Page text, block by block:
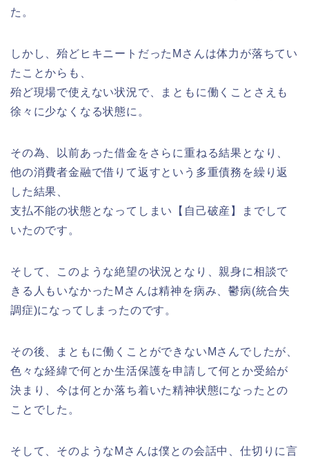
た。
しかし、殆どヒキニートだったMさんは体力が落ちてい
たことからも、
殆ど現場で使えない状況で、まともに働くことさえも
徐々に少なくなる状態に。
その為、以前あった借金をさらに重ねる結果となり、
他の消費者金融で借りて返すという多重債務を繰り返
した結果、
支払不能の状態となってしまい【自己破産】までして
いたのです。
そして、このような絶望の状況となり、親身に相談で
きる人もいなかったMさんは精神を病み、鬱病(統合失
調症)になってしまったのです。
その後、まともに働くことができないMさんでしたが、
色々な経緯で何とか生活保護を申請して何とか受給が
決まり、今は何とか落ち着いた精神状態になったとの
ことでした。
そして、そのようなMさんは僕との会話中、仕切りに言